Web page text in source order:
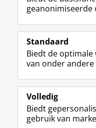
Volg de
Studiekiezers
Alumni
Over ons
geanonimiseerde
Standaard
Biedt de
van onder andere
Volledig
Biedt
gebruik van